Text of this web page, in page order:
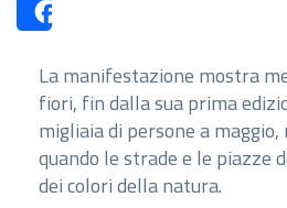
La manifestazione mostra
fiori, fin dalla sua prima
migliaia di persone a
quando le strade e le piazze
dei colori della natura.